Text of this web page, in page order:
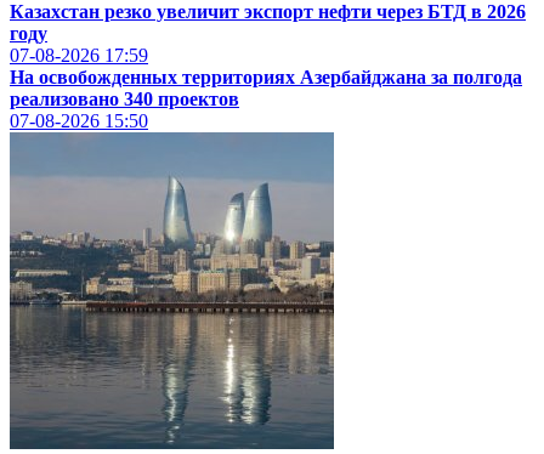
Казахстан резко увеличит экспорт нефти через БТД в 2026
году
07-08-2026 17:59
На освобожденных территориях Азербайджана за полгода
реализовано 340 проектов
07-08-2026 15:50